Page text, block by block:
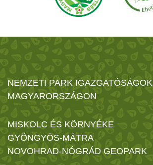
NEMZETI PARK IGAZGATÓSÁGOK
MAGYARORSZÁGON
MISKOLC ÉS KÖRNYÉKE
GYÖNGYÖS-MÁTRA
NOVOHRAD-NÓGRÁD GEOPARK